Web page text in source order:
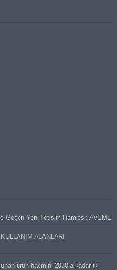
Geçen Yeni İletişim Hamlesi: AVEME
ALANLARI
ürün hacmini 2030’a kadar iki